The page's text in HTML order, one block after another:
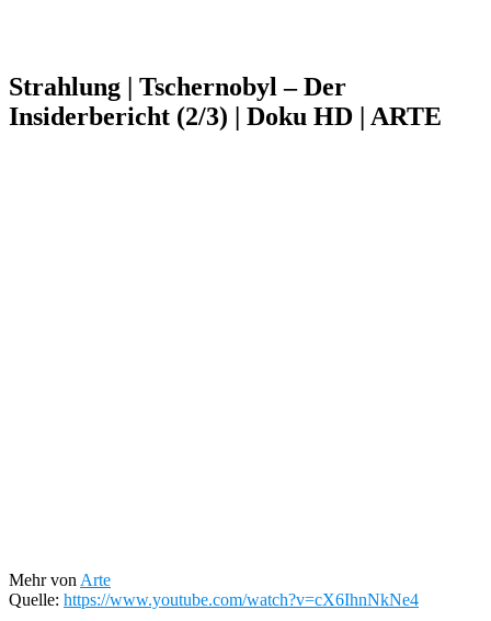
Strahlung | Tschernobyl – Der
Insiderbericht (2/3) | Doku HD | ARTE
Mehr von Arte
Quelle: https://www.youtube.com/watch?v=cX6IhnNkNe4